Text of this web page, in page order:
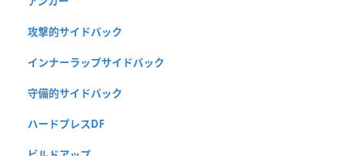
攻撃的サイドバック
インナーラップサイドバック
守備的サイドバック
ハードプレスDF